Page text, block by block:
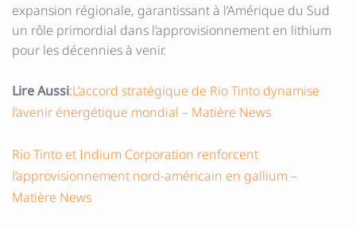
expansion régionale, garantissant à l’Amérique du Sud
un rôle primordial dans l’approvisionnement en lithium
pour les décennies à venir.
Lire Aussi:L’accord stratégique de Rio Tinto dynamise
l’avenir énergétique mondial – Matière News
Rio Tinto et Indium Corporation renforcent
l’approvisionnement nord-américain en gallium –
Matière News